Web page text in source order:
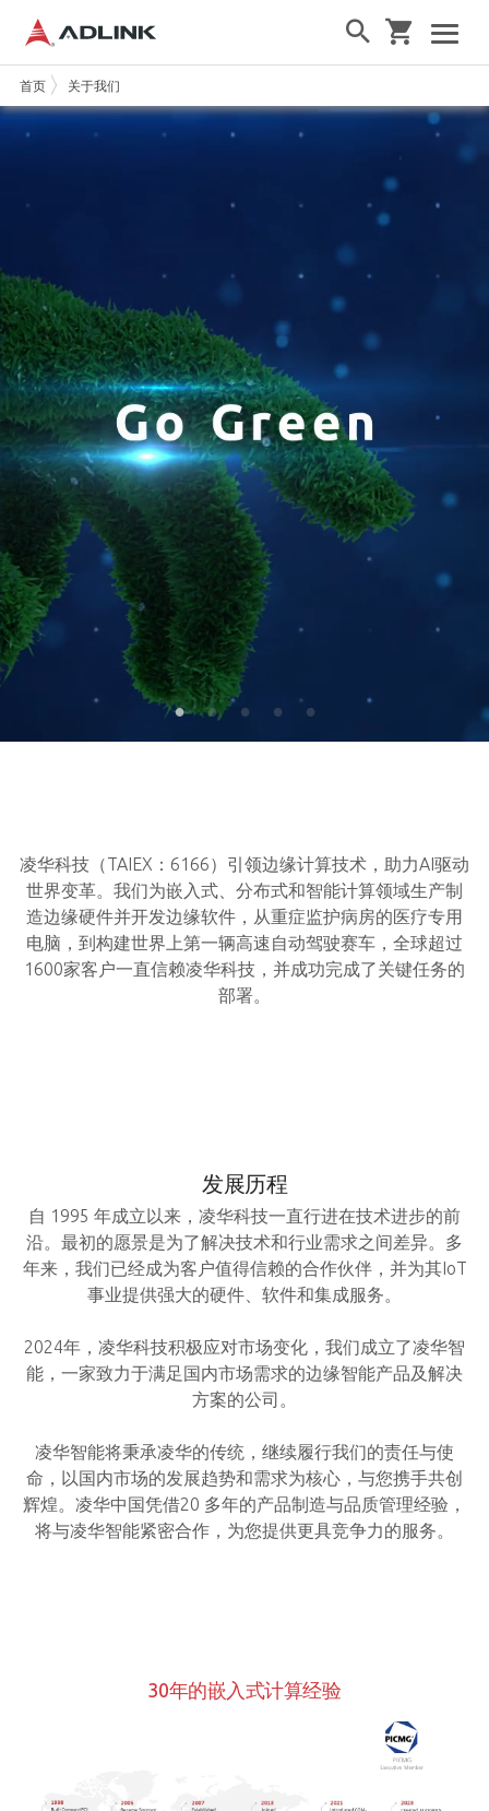
首页 关于我们
凌华科技（TAIEX：6166）引领边缘计算技术，助力AI驱动
世界变革。我们为嵌入式、分布式和智能计算领域生产制
造边缘硬件并开发边缘软件，从重症监护病房的医疗专用
电脑，到构建世界上第一辆高速自动驾驶赛车，全球超过
1600家客户一直信赖凌华科技，并成功完成了关键任务的
部署。
发展历程
自 1995 年成立以来，凌华科技一直行进在技术进步的前
沿。最初的愿景是为了解决技术和行业需求之间差异。多
年来，我们已经成为客户值得信赖的合作伙伴，并为其IoT
事业提供强大的硬件、软件和集成服务。
2024年，凌华科技积极应对市场变化，我们成立了凌华智
能，一家致力于满足国内市场需求的边缘智能产品及解决
方案的公司。
凌华智能将秉承凌华的传统，继续履行我们的责任与使
命，以国内市场的发展趋势和需求为核心，与您携手共创
辉煌。凌华中国凭借20 多年的产品制造与品质管理经验，
将与凌华智能紧密合作，为您提供更具竞争力的服务。
30年的嵌入式计算经验